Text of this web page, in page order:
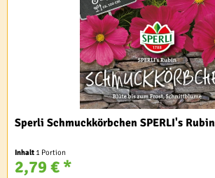
Sperli Schmuckkörbchen SPERLI's Rubin
Inhalt 1 Portion
2,79 € *